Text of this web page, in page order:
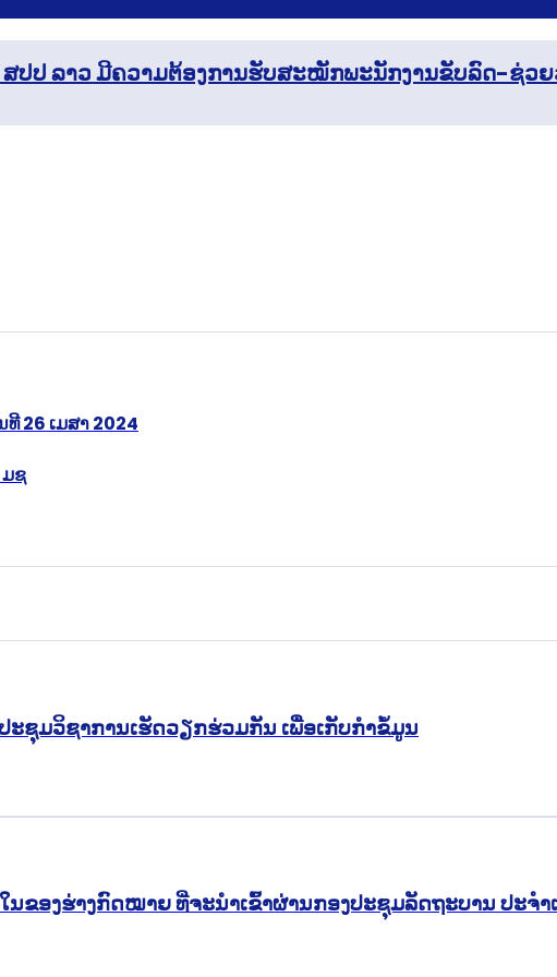
ສປປ ລາວ ມີຄວາມຕ້ອງການຮັບສະໝັກພະນັກງານຂັບລົດ-ຊ່ວ
26 ເມສາ 2024
ມຊ
ະຊຸມວິຊາການເຮັດວຽກຮ່ວມກັນ ເພື່ອເກັບກຳຂໍ້ມູນ
ຂອງຮ່າງກົດໝາຍ ທີ່ຈະນໍາເຂົ້າຜ່ານກອງປະຊຸມລັດຖະບານ ປະຈໍາ